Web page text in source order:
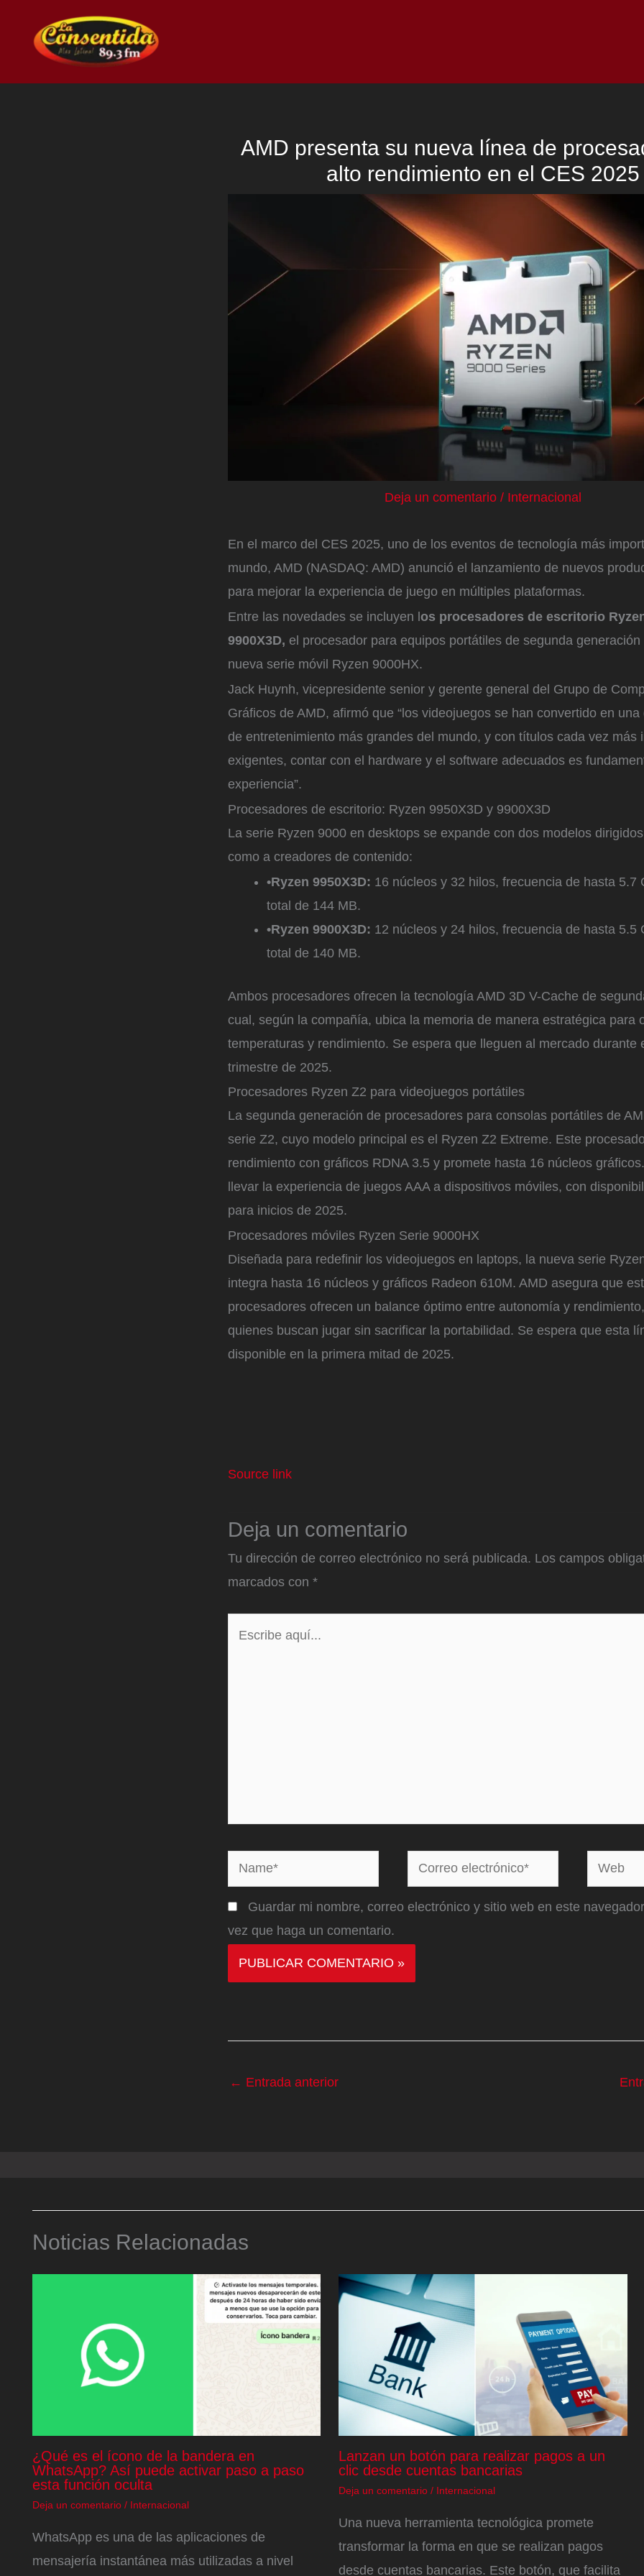
contenido
AMD presenta su nueva línea de
alto rendimiento en el CES 2025
Deja un comentario / Internacional
En el marco del CES 2025, uno de los eventos de tecnología más
mundo, AMD (NASDAQ: AMD) anunció el lanzamiento de nuevos
para mejorar la experiencia de juego en múltiples plataformas.
Entre las novedades se incluyen l os procesadores de escritorio
9900X3D, el procesador para equipos portátiles de segunda
nueva serie móvil Ryzen 9000HX.
Jack Huynh, vicepresidente senior y gerente general del Grupo de
Gráficos de AMD, afirmó que “los videojuegos se han convertido en
de entretenimiento más grandes del mundo, y con títulos cada vez más
exigentes, contar con el hardware y el software adecuados es
experiencia”.
Procesadores de escritorio: Ryzen 9950X3D y 9900X3D
La serie Ryzen 9000 en desktops se expande con dos modelos
como a creadores de contenido:
•Ryzen 9950X3D: 16 núcleos y 32 hilos, frecuencia de hasta 5.7
total de 144 MB.
•Ryzen 9900X3D: 12 núcleos y 24 hilos, frecuencia de hasta 5.5
total de 140 MB.
Ambos procesadores ofrecen la tecnología AMD 3D V-Cache de
cual, según la compañía, ubica la memoria de manera estratégica para
temperaturas y rendimiento. Se espera que lleguen al mercado durante
trimestre de 2025.
Procesadores Ryzen Z2 para videojuegos portátiles
La segunda generación de procesadores para consolas portátiles de
serie Z2, cuyo modelo principal es el Ryzen Z2 Extreme. Este
rendimiento con gráficos RDNA 3.5 y promete hasta 16 núcleos
llevar la experiencia de juegos AAA a dispositivos móviles, con
para inicios de 2025.
Procesadores móviles Ryzen Serie 9000HX
Diseñada para redefinir los videojuegos en laptops, la nueva serie
integra hasta 16 núcleos y gráficos Radeon 610M. AMD asegura que
procesadores ofrecen un balance óptimo entre autonomía y
quienes buscan jugar sin sacrificar la portabilidad. Se espera que esta
disponible en la primera mitad de 2025.
Source link
Deja un comentario
Tu dirección de correo electrónico no será publicada. Los campos
marcados con *
Name*
Correo
electrónico*
Web
Guardar mi nombre, correo electrónico y sitio web en este
vez que haga un comentario.
← Entrada anterior
Noticias Relacionadas
¿Qué es el ícono de la bandera en
WhatsApp? Así puede activar paso a paso
esta función oculta
Deja un comentario / Internacional
WhatsApp es una de las aplicaciones de
mensajería instantánea más utilizadas a nivel
Lanzan un botón para realizar pagos a un
clic desde cuentas bancarias
Deja un comentario / Internacional
Una nueva herramienta tecnológica promete
transformar la forma en que se realizan pagos
desde cuentas bancarias. Este botón, que facilita